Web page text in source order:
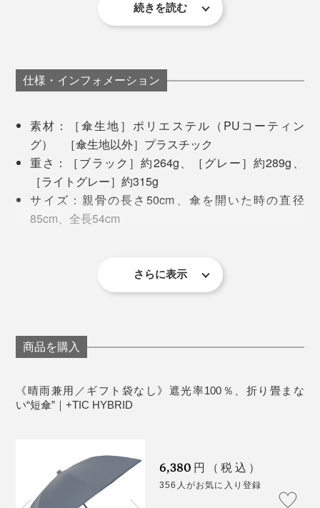
リュックやトートバックに入れると、傘の頭が出る程度の長さ
親骨の長さは50cm。長傘としては小ぶりですが、雨や
日差しをしっかりブロックしつつ、視界を遮らない、計
算された適正サイズ。
上、下すぎても上すぎてもダメという、絶妙なバランス
ックを使用。風速15ｍ/sの耐久試験をクリアした、しな
これは、傘の露先が中棒につくくらいの風を１分間傘に
ちょこになっても折れにくく、元に戻すことができま
す。
素材。
てくれます。
そして、何より便利なのが、折りたたまなくていいこ
電車通勤で１時間ちょいかかる私にとって、傘は、さし
ている時間より閉じて携帯している時間の方が長いも
特に雨の日の電車の中はストレス多々。まわりの人に濡
れた傘が当たらないようにする煩わしさがイヤで、もっ
ぱら使うのは折りたたみ傘。さしている時以外は防水カ
バーに入れて使っています。
倒。濡れた傘を折りたたむと手がベタベタになるし、出
先で傘を置く場所にも困ります。
続きを読む
仕様・インフォメーション
素材：［傘生地］ポリエステル（PUコーティン
グ） ［傘生地以外］プラスチック
重さ：［ブラック］約264g、［グレー］約289g、
［ライトグレー］約315g
サイズ：親骨の長さ50cm、傘を開いた時の直径
85cm、全長54cm
修理保証：ご購入から2年間
さらに表示
商品を購入
《晴雨兼用／ギフト袋なし》遮光率100％、折り畳まな
い“短傘”｜+TIC HYBRID
6,380 円（税込）
356人がお気に入り登録